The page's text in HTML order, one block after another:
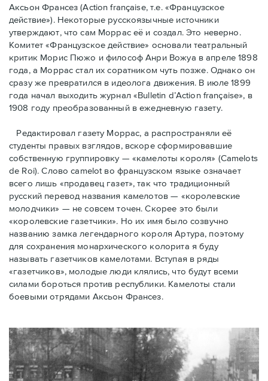
Аксьон Франсез (Action française, т.е. «Французское
действие»). Некоторые русскоязычные источники
утверждают, что сам Моррас её и создал. Это неверно.
Комитет «Французское действие» основали театральный
критик Морис Пюжо и философ Анри Вожуа в апреле 1898
года, а Моррас стал их соратником чуть позже. Однако он
сразу же превратился в идеолога движения. В июле 1899
года начал выходить журнал «Bulletin d’Action française», в
1908 году преобразованный в ежедневную газету.
Редактировал газету Моррас, а распространяли её
студенты правых взглядов, вскоре сформировавшие
собственную группировку — «камелоты короля» (Camelots
de Roi). Слово camelot во французском языке означает
всего лишь «продавец газет», так что традиционный
русский перевод названия камелотов — «королевские
молодчики» — не совсем точен. Скорее это были
«королевские газетчики». Но их имя было созвучно
названию замка легендарного короля Артура, поэтому
для сохранения монархического колорита я буду
называть газетчиков камелотами. Вступая в ряды
«газетчиков», молодые люди клялись, что будут всеми
силами бороться против республики. Камелоты стали
боевыми отрядами Аксьон Франсез.